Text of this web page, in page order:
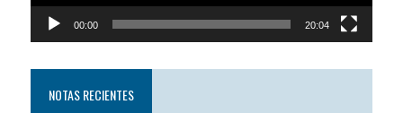
00:00 20:04
NOTAS RECIENTES